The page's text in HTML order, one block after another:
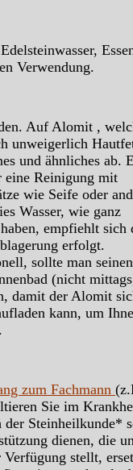
Verwendung.
Auf Alomit ,
unweigerlich
und ähnliches ab.
eine Reinigung mit
wie Seife oder
Wasser, wie ganz
empfiehlt sich
erfolgt.
sollte man seinen
(nicht
damit der Alomit
kann, um
zum Fachmann
Sie im
der Steinheilkunde*
dienen, die
stellt,